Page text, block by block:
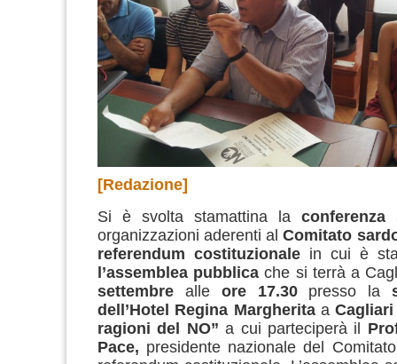
[Redazione]
Si è svolta stamattina la
organizzazioni aderenti alComitato
referendum costituzionale in cui è
l’assemblea pubblica che si terrà a
settembre alle ore 17.30presso la
dell’Hotel Regina MargheritaaCagliari
ragioni del NO” a cui parteciperà il
Pace, presidente nazionale del